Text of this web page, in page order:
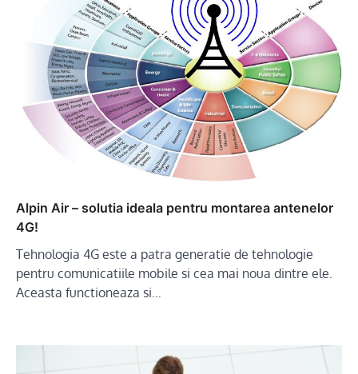
Alpin Air – solutia ideala pentru montarea antenelor
4G!
Tehnologia 4G este a patra generatie de tehnologie
pentru comunicatiile mobile si cea mai noua dintre ele.
Aceasta functioneaza si…